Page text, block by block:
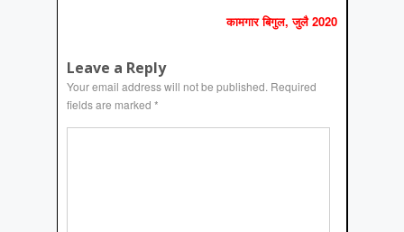
कामगार बिगुल, जुलै 2020
Leave a Reply
Your email address will not be published. Required
fields are marked *